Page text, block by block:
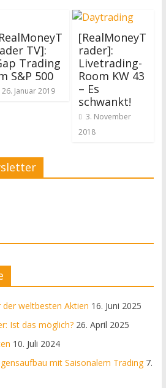
TV]:
Trading
S&P 500
26. Januar 2019
[RealMoneyT
rader]:
Livetrading-
Room KW 43
– Es
schwankt!
3. November
2018
der weltbesten Aktien 16. Juni 2025
Ist das möglich? 26. April 2025
10. Juli 2024
mit Saisonalem Trading 7.